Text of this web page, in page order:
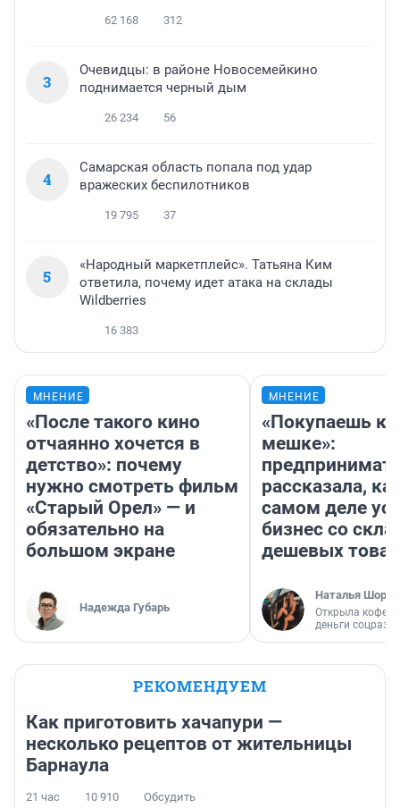
62 168 312
3
Очевидцы: в районе Новосемейкино
поднимается черный дым
26 234 56
4
Самарская область попала под удар
вражеских беспилотников
19 795 37
5
«Народный маркетплейс». Татьяна Ким
ответила, почему идет атака на склады
Wildberries
16 383
МНЕНИЕ
«После такого кино
отчаянно хочется в
детство»: почему
нужно смотреть фильм
«Старый Орел» — и
обязательно на
большом экране
Надежда Губарь
МНЕНИЕ
«Покупаешь
мешке»:
рассказала,
самом деле
бизнес со
дешевых
Наталья
Открыла
деньги
РЕКОМЕНДУЕМ
Как приготовить хачапури —
несколько рецептов от жительницы
Барнаула
21 час 10 910 Обсудить